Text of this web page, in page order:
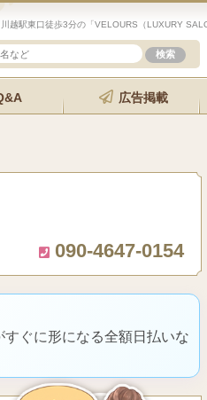
広告掲載
090-4647-0154
ぐに形になる全額日払いな